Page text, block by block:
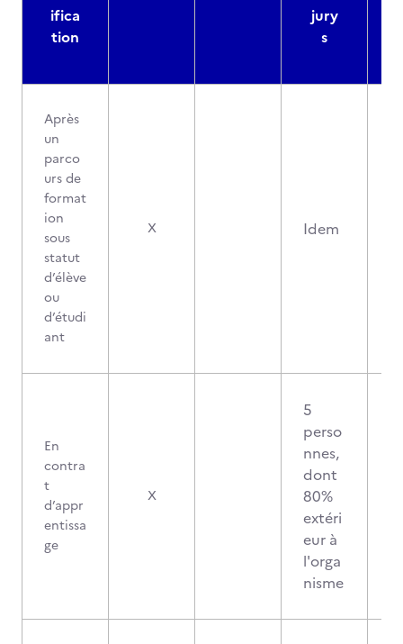
ifica
tion
jury
s
Après
un
parco
urs de
format
ion
sous
statut
d’élève
ou
d’étudi
ant
X Idem
En
contra
t
d’appr
entissa
ge
X
5
perso
nnes,
dont
80%
extéri
eur à
l'orga
nisme